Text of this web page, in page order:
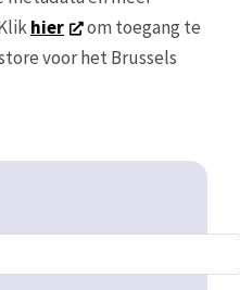
hier
om toegang te
voor het Brussels